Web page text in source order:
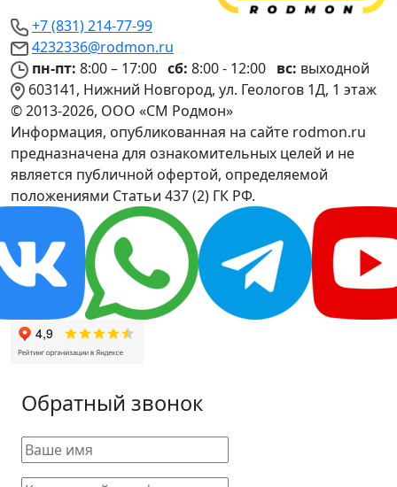
+7 (831) 214-77-99
4232336@rodmon.ru
пн-пт: 8:00 – 17:00 сб: 8:00 - 12:00 вс: выходной
603141, Нижний Новгород, ул. Геологов 1Д, 1 этаж
© 2013-2026, ООО «СМ Родмон»
Информация, опубликованная на сайте rodmon.ru
предназначена для ознакомительных целей и не
является публичной офертой, определяемой
положениями Статьи 437 (2) ГК РФ.
Обратный звонок